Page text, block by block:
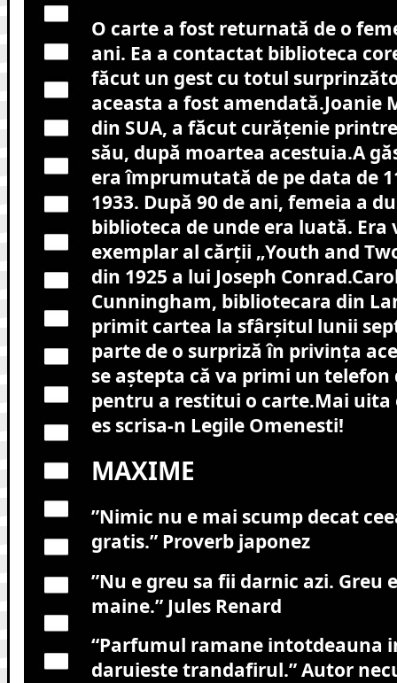
O carte a fost returnată de o
ani. Ea a contactat biblioteca
făcut un gest cu totul
aceasta a fost amendată.Joanie
din SUA, a făcut curățenie
său, după moartea acestuia.A
era împrumutată de pe data de
1933. După 90 de ani, femeia a
biblioteca de unde era luată. Era
exemplar al cărții „Youth and
din 1925 a lui Joseph
Cunningham, bibliotecara din
primit cartea la sfârșitul lunii
parte de o surpriză în privința
se aștepta că va primi un telefon
pentru a restitui o carte.Mai uita
es scrisa-n Legile Omenesti!
MAXIME
”Nimic nu e mai scump decat
gratis.”Proverb japonez
”Nu e greu sa fii darnic azi. Greu
maine.”Jules Renard
“Parfumul ramane intotdeauna
daruieste trandafirul.”Autor